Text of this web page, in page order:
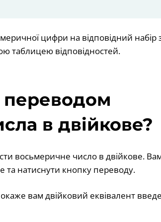
цифри на відповідний набір
таблицею відповідностей.
переводом
в двійкове?
восьмеричне число в двійкове.
та натиснути кнопку переводу.
вам двійковий еквівалент